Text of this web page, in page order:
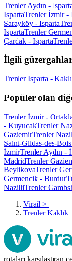
Trenler Aydın - Isparta
IspartaTrenler İzmir -
Sarayköy - Isparta
IspartaTrenler
Çardak - Isparta
İlgili güzergahlar
Trenler Isparta -
Popüler olan
Trenler İzmir -
- KuyucakTrenler
GaziemirTrenler
Saint-Gildas-des-
İzmirTrenler Aydın -
MadridTrenler
BeylikovaTrenler
Germencik - Burdur
NazilliTrenler
Virail >
Trenler Kaklık
rotaları karşılaştıran